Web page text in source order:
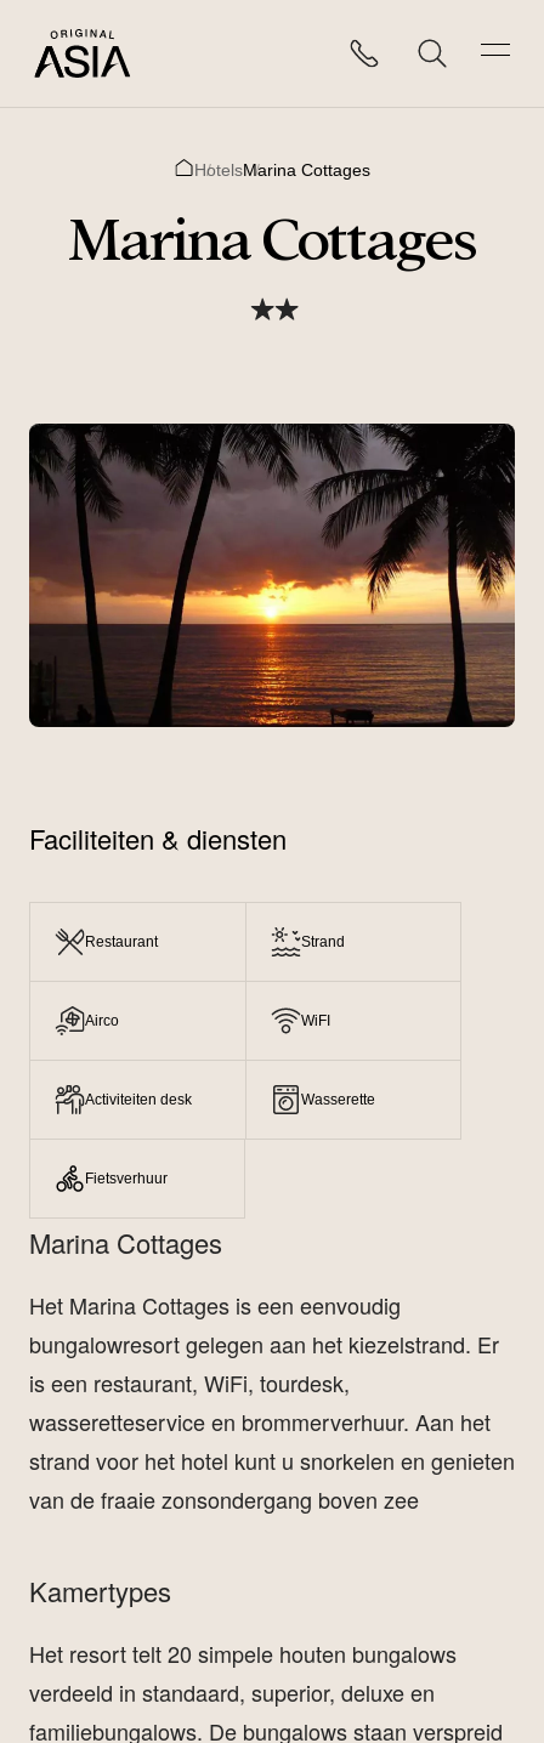
HotelsMarina Cottages
Marina Cottages
Marina Cottages
Het Marina Cottages is een eenvoudig
bungalowresort gelegen aan het kiezelstrand. Er
is een restaurant, WiFi, tourdesk,
wasseretteservice en brommerverhuur. Aan het
strand voor het hotel kunt u snorkelen en genieten
van de fraaie zonsondergang boven zee
Kamertypes
Het resort telt 20 simpele houten bungalows
verdeeld in standaard, superior, deluxe en
familiebungalows. De bungalows staan verspreid
Faciliteiten & diensten
Restaurant Strand
Airco WiFI
Activiteiten desk Wasserette
Fietsverhuur